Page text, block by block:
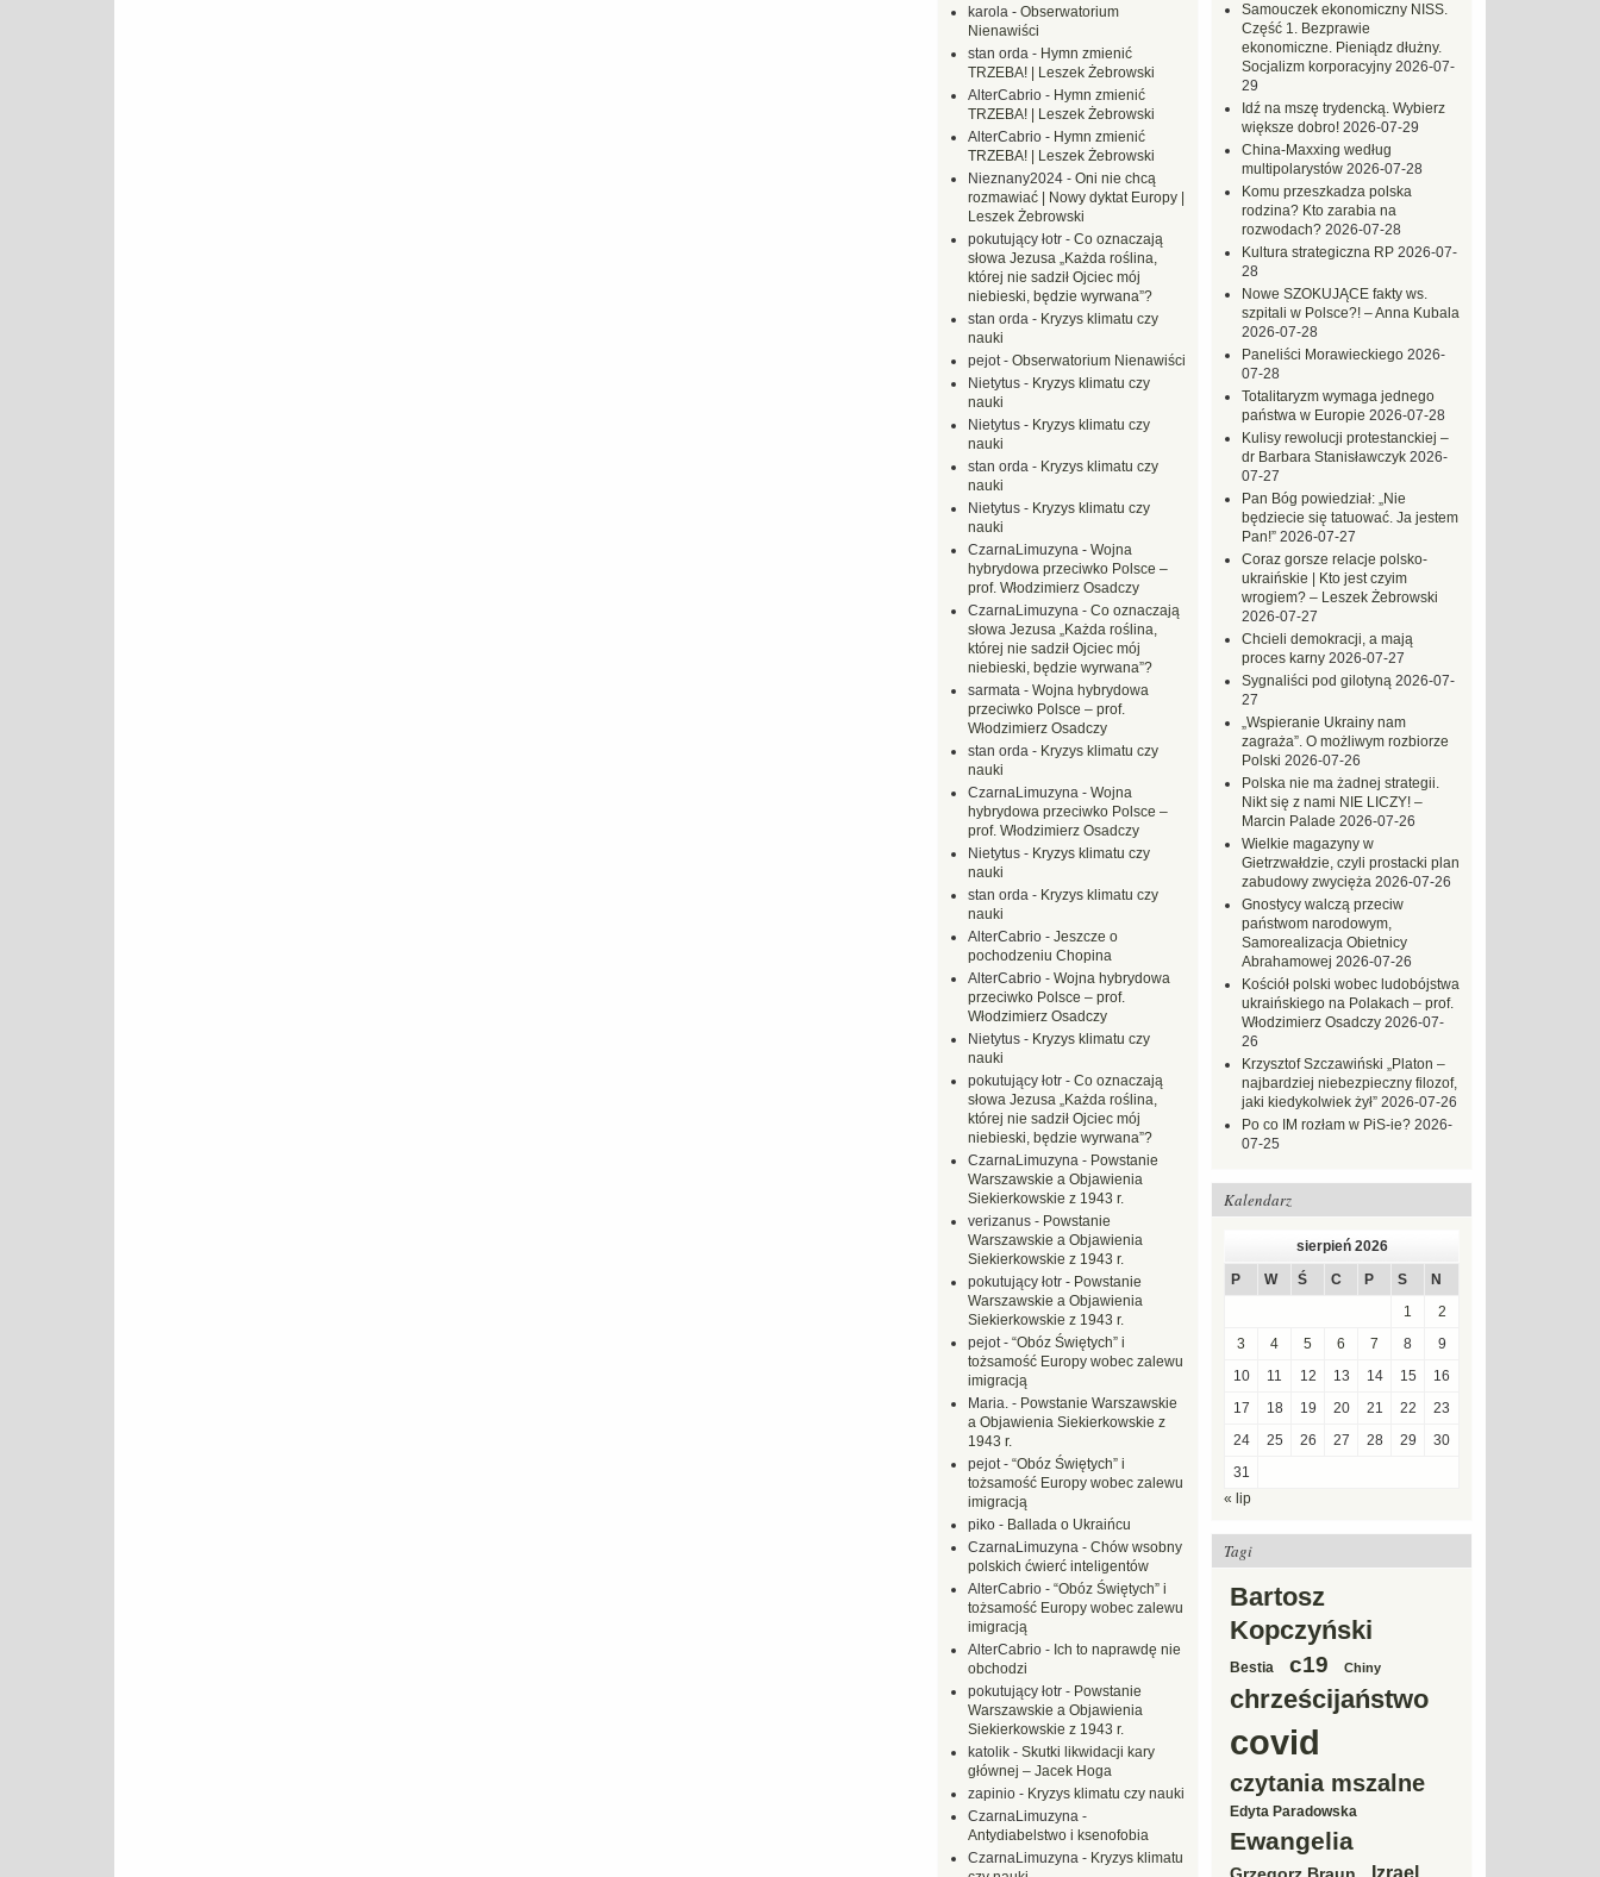
Samouczek ekonomiczny NISS.
Część 1. Bezprawie
ekonomiczne. Pieniądz dłużny.
Socjalizm korporacyjny 2026-07-
29
Idź na mszę trydencką. Wybierz
większe dobro! 2026-07-29
China-Maxxing według
multipolarystów 2026-07-28
Komu przeszkadza polska
rodzina? Kto zarabia na
rozwodach? 2026-07-28
Kultura strategiczna RP 2026-07-
28
Nowe SZOKUJĄCE fakty ws.
szpitali w Polsce?! – Anna Kubala
2026-07-28
Paneliści Morawieckiego 2026-
07-28
Totalitaryzm wymaga jednego
państwa w Europie 2026-07-28
Kulisy rewolucji protestanckiej –
dr Barbara Stanisławczyk 2026-
07-27
Pan Bóg powiedział: „Nie
będziecie się tatuować. Ja jestem
Pan!” 2026-07-27
Coraz gorsze relacje polsko-
ukraińskie | Kto jest czyim
wrogiem? – Leszek Żebrowski
2026-07-27
Chcieli demokracji, a mają
proces karny 2026-07-27
Sygnaliści pod gilotyną 2026-07-
27
„Wspieranie Ukrainy nam
zagraża”. O możliwym rozbiorze
Polski 2026-07-26
Polska nie ma żadnej strategii.
Nikt się z nami NIE LICZY! –
Marcin Palade 2026-07-26
Wielkie magazyny w
Gietrzwałdzie, czyli prostacki plan
zabudowy zwycięża 2026-07-26
Gnostycy walczą przeciw
państwom narodowym,
Samorealizacja Obietnicy
Abrahamowej 2026-07-26
Kościół polski wobec ludobójstwa
ukraińskiego na Polakach – prof.
Włodzimierz Osadczy 2026-07-
26
Krzysztof Szczawiński „Platon –
najbardziej niebezpieczny filozof,
jaki kiedykolwiek żył” 2026-07-26
Po co IM rozłam w PiS-ie? 2026-
07-25
Kalendarz
sierpień 2026
P
W Ś C P S
N
1
2
3
4 5 6 7 8
9
10
11 12 13 14 15
16
17
18 19 20 21 22
23
24
25 26 27 28 29
30
31
« lip
Tagi
Bartosz
Kopczyński
Bestia c19 Chiny
chrześcijaństwo
covid
czytania mszalne
Edyta Paradowska
Ewangelia
Izrael
karola - Obserwatorium
Nienawiści
stan orda - Hymn zmienić
TRZEBA! | Leszek Żebrowski
AlterCabrio - Hymn zmienić
TRZEBA! | Leszek Żebrowski
AlterCabrio - Hymn zmienić
TRZEBA! | Leszek Żebrowski
Nieznany2024 - Oni nie chcą
rozmawiać | Nowy dyktat Europy |
Leszek Żebrowski
pokutujący łotr - Co oznaczają
słowa Jezusa „Każda roślina,
której nie sadził Ojciec mój
niebieski, będzie wyrwana”?
stan orda - Kryzys klimatu czy
nauki
pejot- Obserwatorium Nienawiści
Nietytus - Kryzys klimatu czy
nauki
Nietytus - Kryzys klimatu czy
nauki
stan orda - Kryzys klimatu czy
nauki
Nietytus - Kryzys klimatu czy
nauki
CzarnaLimuzyna - Wojna
hybrydowa przeciwko Polsce –
prof. Włodzimierz Osadczy
CzarnaLimuzyna - Co oznaczają
słowa Jezusa „Każda roślina,
której nie sadził Ojciec mój
niebieski, będzie wyrwana”?
sarmata - Wojna hybrydowa
przeciwko Polsce – prof.
Włodzimierz Osadczy
stan orda - Kryzys klimatu czy
nauki
CzarnaLimuzyna - Wojna
hybrydowa przeciwko Polsce –
prof. Włodzimierz Osadczy
Nietytus - Kryzys klimatu czy
nauki
stan orda - Kryzys klimatu czy
nauki
AlterCabrio - Jeszcze o
pochodzeniu Chopina
AlterCabrio - Wojna hybrydowa
przeciwko Polsce – prof.
Włodzimierz Osadczy
Nietytus - Kryzys klimatu czy
nauki
pokutujący łotr - Co oznaczają
słowa Jezusa „Każda roślina,
której nie sadził Ojciec mój
niebieski, będzie wyrwana”?
CzarnaLimuzyna - Powstanie
Warszawskie a Objawienia
Siekierkowskie z 1943 r.
verizanus - Powstanie
Warszawskie a Objawienia
Siekierkowskie z 1943 r.
pokutujący łotr - Powstanie
Warszawskie a Objawienia
Siekierkowskie z 1943 r.
pejot- “Obóz Świętych” i
tożsamość Europy wobec zalewu
imigracją
Maria. - Powstanie Warszawskie
a Objawienia Siekierkowskie z
1943 r.
pejot- “Obóz Świętych” i
tożsamość Europy wobec zalewu
imigracją
piko - Ballada o Ukraińcu
CzarnaLimuzyna - Chów wsobny
polskich ćwierć inteligentów
AlterCabrio - “Obóz Świętych” i
tożsamość Europy wobec zalewu
imigracją
AlterCabrio - Ich to naprawdę nie
obchodzi
pokutujący łotr - Powstanie
Warszawskie a Objawienia
Siekierkowskie z 1943 r.
katolik - Skutki likwidacji kary
głównej – Jacek Hoga
zapinio - Kryzys klimatu czy nauki
CzarnaLimuzyna -
Antydiabelstwo i ksenofobia
CzarnaLimuzyna - Kryzys klimatu